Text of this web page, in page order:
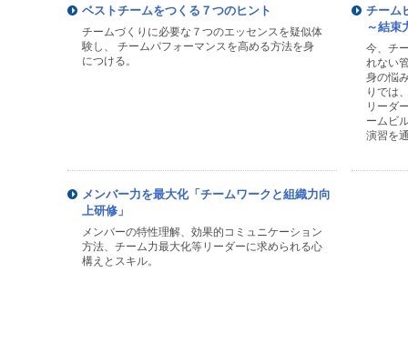
ベストチームをつくる７つのヒント
チームづくりに必要な７つのエッセンスを疑似体
験し、 チームパフォーマンスを高める方法を身
につける。
チーム
～結束
今、チ
れない
身の悩
りでは
リーダ
ームビ
演習を
メンバー力を最大化「チームワークと組織力向
上研修」
メンバーの特性理解、効果的コミュニケーション
方法、チーム力最大化等リーダーに求められる心
構えとスキル。